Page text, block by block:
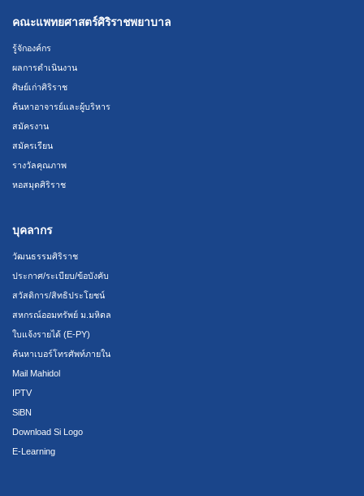
คณะแพทยศาสตร์ศิริราชพยาบาล
รู้จักองค์กร
ผลการดำเนินงาน
ศิษย์เก่าศิริราช
ค้นหาอาจารย์และผู้บริหาร
สมัครงาน
สมัครเรียน
รางวัลคุณภาพ
หอสมุดศิริราช
บุคลากร
วัฒนธรรมศิริราช
ประกาศ/ระเบียบ/ข้อบังคับ
สวัสดิการ/สิทธิประโยชน์
สหกรณ์ออมทรัพย์ ม.มหิดล
ใบแจ้งรายได้ (E-PY)
ค้นหาเบอร์โทรศัพท์ภายใน
Mail Mahidol
IPTV
SiBN
Download Si Logo
E-Learning